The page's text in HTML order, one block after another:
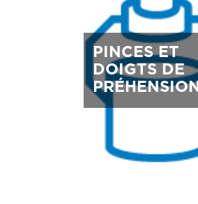
PINCES ET
DOIGTS DE
PRÉHENSION